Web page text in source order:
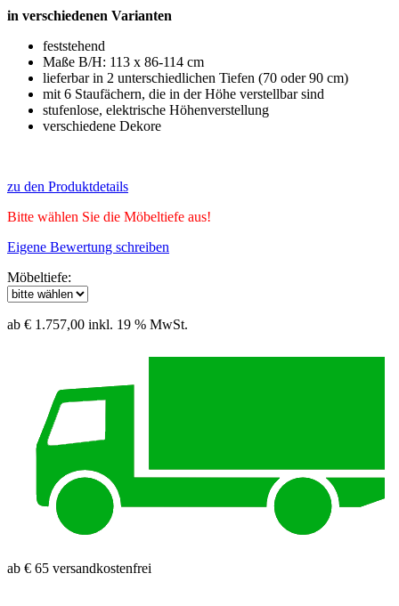
in verschiedenen Varianten
feststehend
Maße B/H: 113 x 86-114 cm
lieferbar in 2 unterschiedlichen Tiefen (70 oder 90 cm)
mit 6 Staufächern, die in der Höhe verstellbar sind
stufenlose, elektrische Höhenverstellung
verschiedene Dekore
zu den Produktdetails
Bitte wählen Sie die Möbeltiefe aus!
Eigene Bewertung schreiben
Möbeltiefe:
ab € 1.757,00 inkl. 19 % MwSt.
ab € 65 versandkostenfrei